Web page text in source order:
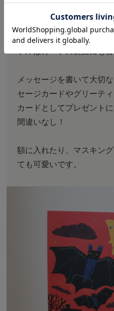
ンランドのことや文化が
の勉強になったりするの
トルはカードの裏面にも
メッセージを書いて大切
セージカードやグリーテ
カードとしてプレゼント
間違いなし！
額に入れたり、マスキン
ても可愛いです。